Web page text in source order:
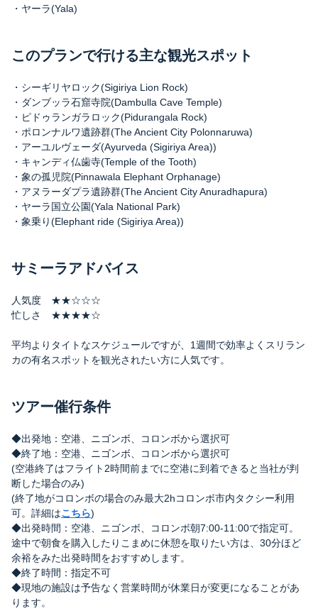
・ヤーラ(Yala)
このプランで行ける主な観光スポット
・シーギリヤロック(Sigiriya Lion Rock)
・ダンブッラ石窟寺院(Dambulla Cave Temple)
・ピドゥランガラロック(Pidurangala Rock)
・ポロンナルワ遺跡群(The Ancient City Polonnaruwa)
・アーユルヴェーダ(Ayurveda (Sigiriya Area))
・キャンディ仏歯寺(Temple of the Tooth)
・象の孤児院(Pinnawala Elephant Orphanage)
・アヌラーダプラ遺跡群(The Ancient City Anuradhapura)
・ヤーラ国立公園(Yala National Park)
・象乗り(Elephant ride (Sigiriya Area))
サミーラアドバイス
人気度 ★★☆☆☆
忙しさ ★★★★☆
平均よりタイトなスケジュールですが、1週間で効率よくスリラン
カの有名スポットを観光されたい方に人気です。
ツアー催行条件
◆出発地：空港、ニゴンボ、コロンボから選択可
◆終了地：空港、ニゴンボ、コロンボから選択可
(空港終了はフライト2時間前までに空港に到着できると当社が判
断した場合のみ)
(終了地がコロンボの場合のみ最大2hコロンボ市内タクシー利用
可。詳細はこちら)
◆出発時間：空港、ニゴンボ、コロンボ朝7:00-11:00で指定可。
途中で朝食を購入したりこまめに休憩を取りたい方は、30分ほど
余裕をみた出発時間をおすすめします。
◆終了時間：指定不可
◆現地の施設は予告なく営業時間が休業日が変更になることがあ
ります。